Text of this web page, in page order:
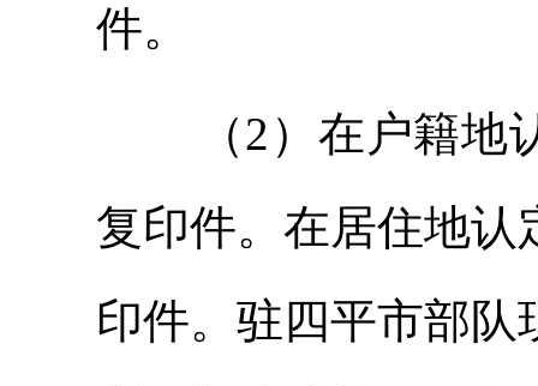
件。
（2）在户籍
复印件。在居住地
印件。驻四平市部